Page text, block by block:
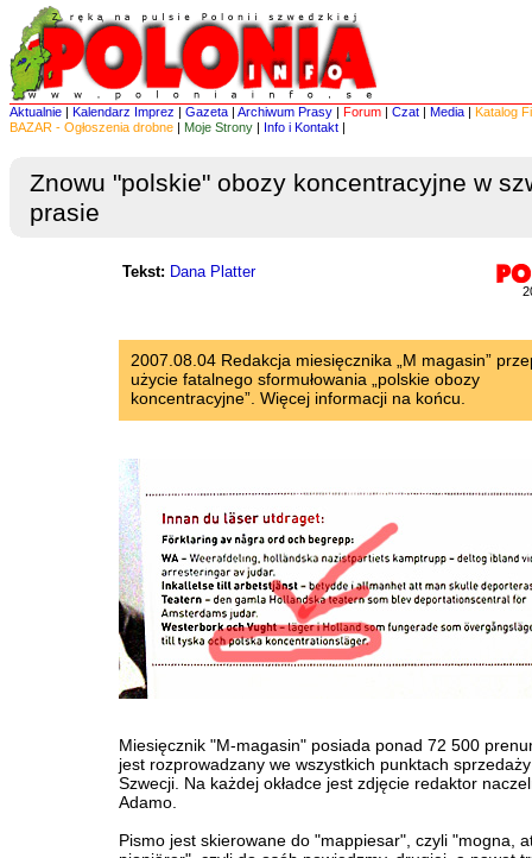
Aktualnie | Kalendarz Imprez | Gazeta | Archiwum Prasy | Forum | Czat | Media | Katalog
BAZAR - Ogłoszenia drobne | Moje Strony | Info i Kontakt |
Znowu "polskie" obozy koncentracyjne w
prasie
Tekst: Dana Platter
2007.08.04 Redakcja miesięcznika „M magasin”
użycie fatalnego sformułowania „polskie obozy
koncentracyjne”. Więcej informacji na końcu.
Miesięcznik "M-magasin" posiada ponad 72 500
jest rozprowadzany we wszystkich punktach
Szwecji. Na każdej okładce jest zdjęcie redaktor
Adamo.
Pismo jest skierowane do "mappiesar", czyli "mogna,